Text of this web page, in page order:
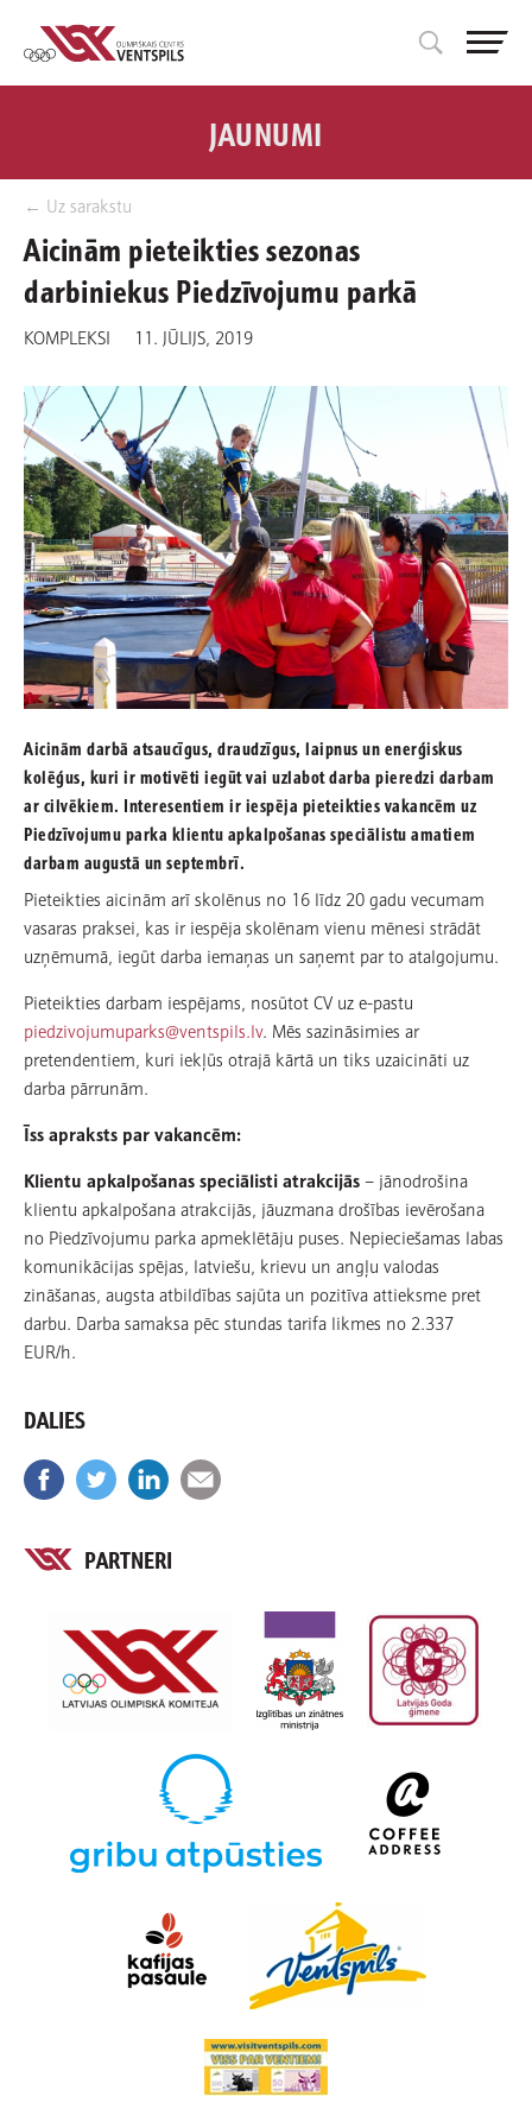
← Uz sarakstu
JAUNUMI
Aicinām pieteikties sezonas
darbiniekus Piedzīvojumu parkā
KOMPLEKSI 11. JŪLIJS, 2019
Aicinām darbā atsaucīgus, draudzīgus, laipnus un enerģiskus
kolēģus, kuri ir motivēti iegūt vai uzlabot darba pieredzi darbam
ar cilvēkiem. Interesentiem ir iespēja pieteikties vakancēm uz
Piedzīvojumu parka klientu apkalpošanas speciālistu amatiem
darbam augustā un septembrī.
Pieteikties aicinām arī skolēnus no 16 līdz 20 gadu vecumam
vasaras praksei, kas ir iespēja skolēnam vienu mēnesi strādāt
uzņēmumā, iegūt darba iemaņas un saņemt par to atalgojumu.
Pieteikties darbam iespējams, nosūtot CV uz e-pastu
piedzivojumuparks@ventspils.lv. Mēs sazināsimies ar
pretendentiem, kuri iekļūs otrajā kārtā un tiks uzaicināti uz
darba pārrunām.
Īss apraksts par vakancēm:
Klientu apkalpošanas speciālisti atrakcijās – jānodrošina
klientu apkalpošana atrakcijās, jāuzmana drošības ievērošana
no Piedzīvojumu parka apmeklētāju puses. Nepieciešamas labas
komunikācijas spējas, latviešu, krievu un angļu valodas
zināšanas, augsta atbildības sajūta un pozitīva attieksme pret
darbu. Darba samaksa pēc stundas tarifa likmes no 2.337
EUR/h.
DALIES
PARTNERI